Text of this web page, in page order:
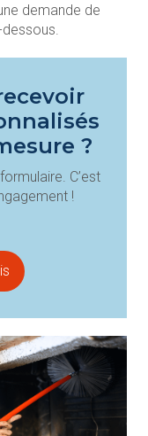
demande de
?
C’est
!